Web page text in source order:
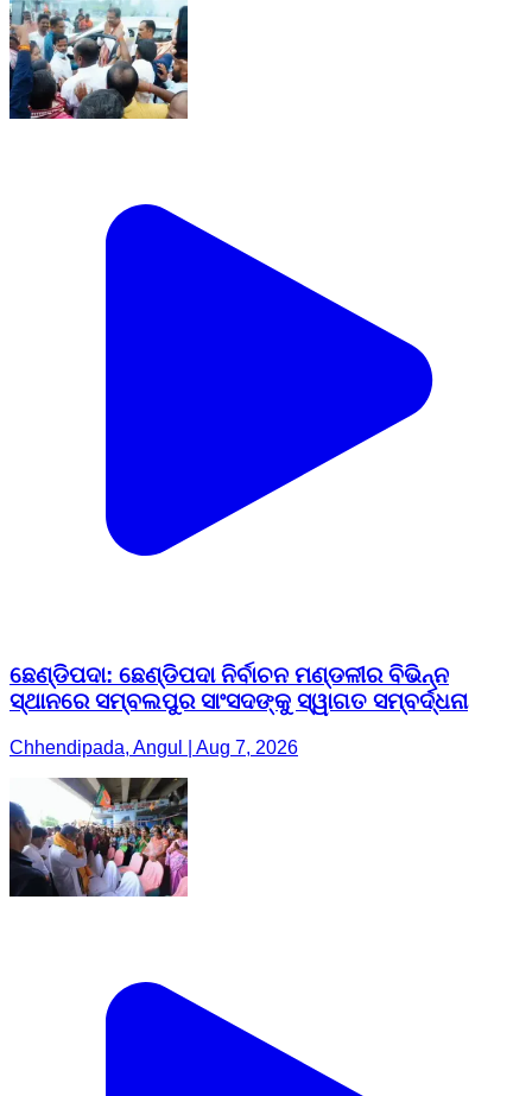
ଛେଣ୍ଡିପଦା: ଛେଣ୍ଡିପଦା ନିର୍ବାଚନ ମଣ୍ଡଳୀର ବିଭିନ୍ନ
ସ୍ଥାନରେ ସମ୍ବଲପୁର ସାଂସଦଙ୍କୁ ସ୍ୱାଗତ ସମ୍ବର୍ଦ୍ଧନା
Chhendipada, Angul | Aug 7, 2026